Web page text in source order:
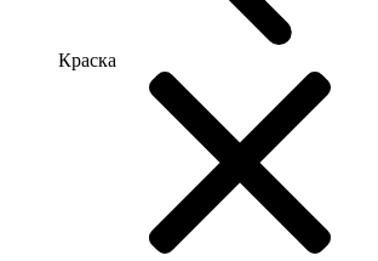
Краска